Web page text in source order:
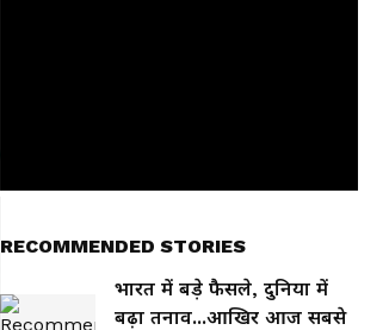
RECOMMENDED STORIES
भारत में बड़े फैसले, दुनिया में
बढ़ा तनाव...आखिर आज सबसे